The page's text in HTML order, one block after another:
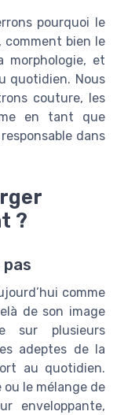
pourquoi le
bien le
morphologie, et
quotidien. Nous
couture, les
en tant que
dans
?
comme
de son image
sur plusieurs
adeptes de la
au quotidien.
ou le mélange de
enveloppante,